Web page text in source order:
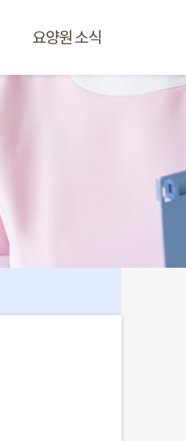
요양원 소식